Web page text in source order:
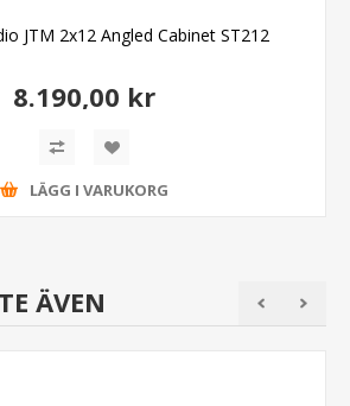
JTM 2x12 Angled Cabinet ST212
8.190,00 kr
LÄGG I VARUKORG
ÄVEN